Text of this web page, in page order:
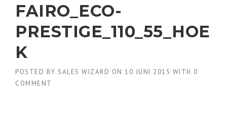
FAIRO_ECO-
PRESTIGE_110_55_HOE
K
POSTED BY SALES WIZARD ON 10 JUNI 2015 WITH 0
COMMENT